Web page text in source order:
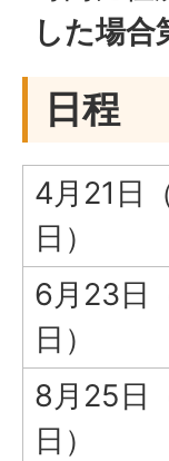
した場
日程
4月21日
日）
6月23日
日）
8月25日
日）